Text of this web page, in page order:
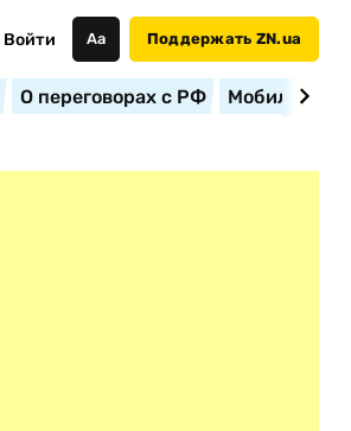
Войти Аа Поддержать ZN.ua
О переговорах с РФ